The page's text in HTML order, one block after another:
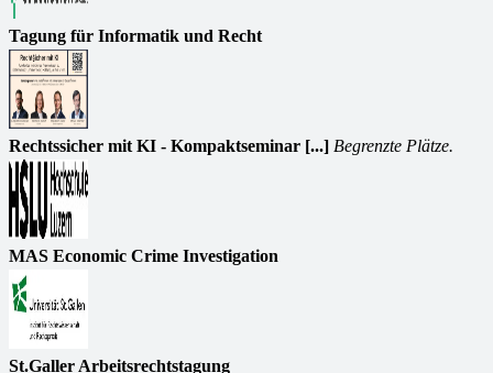
Tagung für Informatik und Recht
Rechtssicher mit KI - Kompaktseminar [...] Begrenzte Plätze.
MAS Economic Crime Investigation
St.Galler Arbeitsrechtstagung